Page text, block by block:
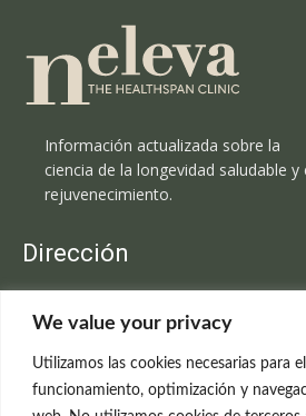
We value your privacy
Utilizamos las cookies necesarias para
funcionamiento, optimización y
Información actualizada sobre la
ciencia de la longevidad saludable y
rejuvenecimiento.
Dirección
C/Claudio Coello, 19 - 1º
699 595 619